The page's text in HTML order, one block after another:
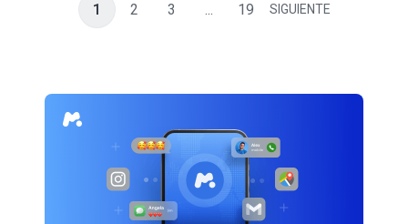
1 2 3 ... 19 SIGUIENTE